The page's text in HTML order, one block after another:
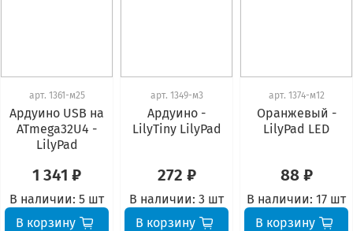
арт. 1361-м25
Ардуино USB на
ATmega32U4 -
LilyPad
1 341 ₽
В наличии: 5 шт
В корзину
арт. 1349-м3
Ардуино -
LilyTiny LilyPad
272 ₽
В наличии: 3 шт
В корзину
арт. 1374-м12
Оранжевый -
LilyPad LED
88 ₽
В наличии: 17 шт
В корзину